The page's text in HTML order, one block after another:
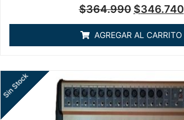
Valorado
en
5
$364.990 $346.740
AGREGAR AL CARRITO
Sin Stock